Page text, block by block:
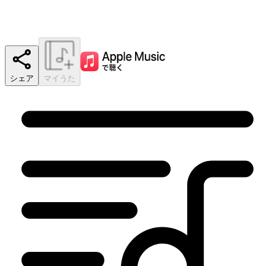
シェア マイうた